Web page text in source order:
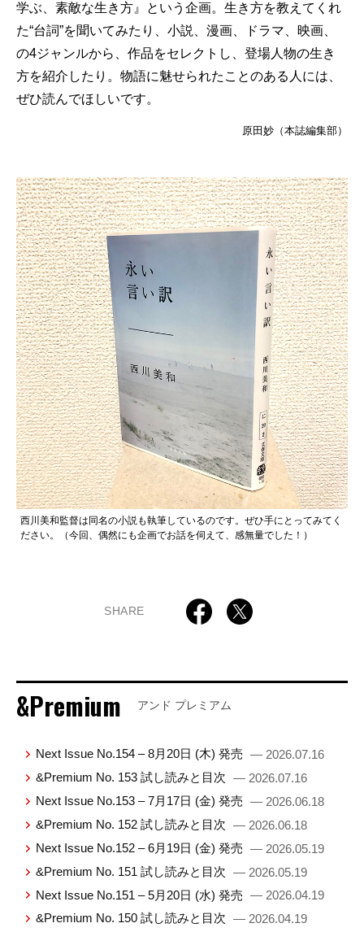
学ぶ、素敵な生き方』という企画。生き方を教えてくれ
た“台詞”を聞いてみたり、小説、漫画、ドラマ、映画、
の4ジャンルから、作品をセレクトし、登場人物の生き
方を紹介したり。物語に魅せられたことのある人には、
ぜひ読んでほしいです。
原田妙（本誌編集部）
西川美和監督は同名の小説も執筆しているのです。ぜひ手にとってみてく
ださい。（今回、偶然にも企画でお話を伺えて、感無量でした！）
SHARE
&Premium アンド プレミアム
Next Issue No.154 – 8月20日 (木) 発売 — 2026.07.16
&Premium No. 153 試し読みと目次 — 2026.07.16
Next Issue No.153 – 7月17日 (金) 発売 — 2026.06.18
&Premium No. 152 試し読みと目次 — 2026.06.18
Next Issue No.152 – 6月19日 (金) 発売 — 2026.05.19
&Premium No. 151 試し読みと目次 — 2026.05.19
Next Issue No.151 – 5月20日 (水) 発売 — 2026.04.19
&Premium No. 150 試し読みと目次 — 2026.04.19